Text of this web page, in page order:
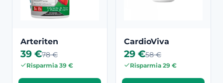
Arteriten
39 €78 €
Risparmia 39 €
CardioViva
29 €58 €
Risparmia 29 €